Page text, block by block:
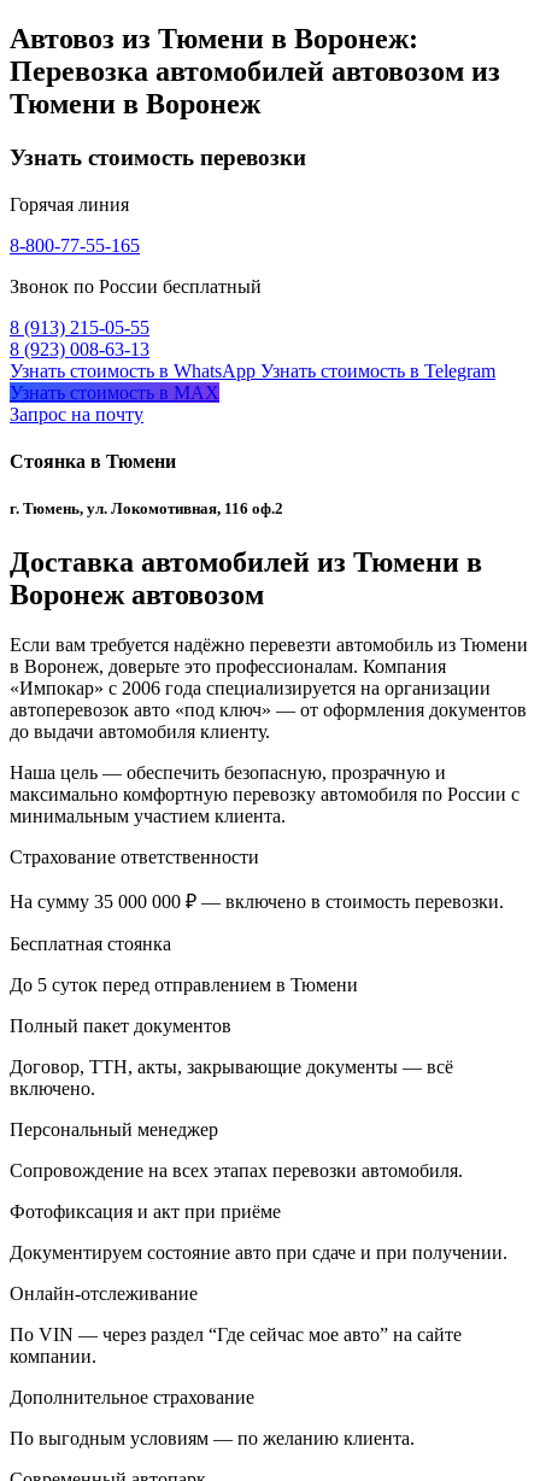
Автовоз из Тюмени в Воронеж:
Перевозка автомобилей автовозом из
Тюмени в Воронеж
Узнать стоимость перевозки
Горячая линия
8-800-77-55-165
Звонок по России бесплатный
8 (913) 215-05-55
8 (923) 008-63-13
Узнать стоимость в WhatsApp Узнать стоимость в Telegram
Узнать стоимость в MAX
Запрос на почту
Стоянка в Тюмени
г. Тюмень, ул. Локомотивная, 116 оф.2
Доставка автомобилей из Тюмени в
Воронеж автовозом
Если вам требуется надёжно перевезти автомобиль из Тюмени
в Воронеж, доверьте это профессионалам. Компания
«Импокар» с 2006 года специализируется на организации
автоперевозок авто «под ключ» — от оформления документов
до выдачи автомобиля клиенту.
Наша цель — обеспечить безопасную, прозрачную и
максимально комфортную перевозку автомобиля по России с
минимальным участием клиента.
Страхование ответственности
На сумму 35 000 000 ₽ — включено в стоимость перевозки.
Бесплатная стоянка
До 5 суток перед отправлением в Тюмени
Полный пакет документов
Договор, ТТН, акты, закрывающие документы — всё
включено.
Персональный менеджер
Сопровождение на всех этапах перевозки автомобиля.
Фотофиксация и акт при приёме
Документируем состояние авто при сдаче и при получении.
Онлайн-отслеживание
По VIN — через раздел “Где сейчас мое авто” на сайте
компании.
Дополнительное страхование
По выгодным условиям — по желанию клиента.